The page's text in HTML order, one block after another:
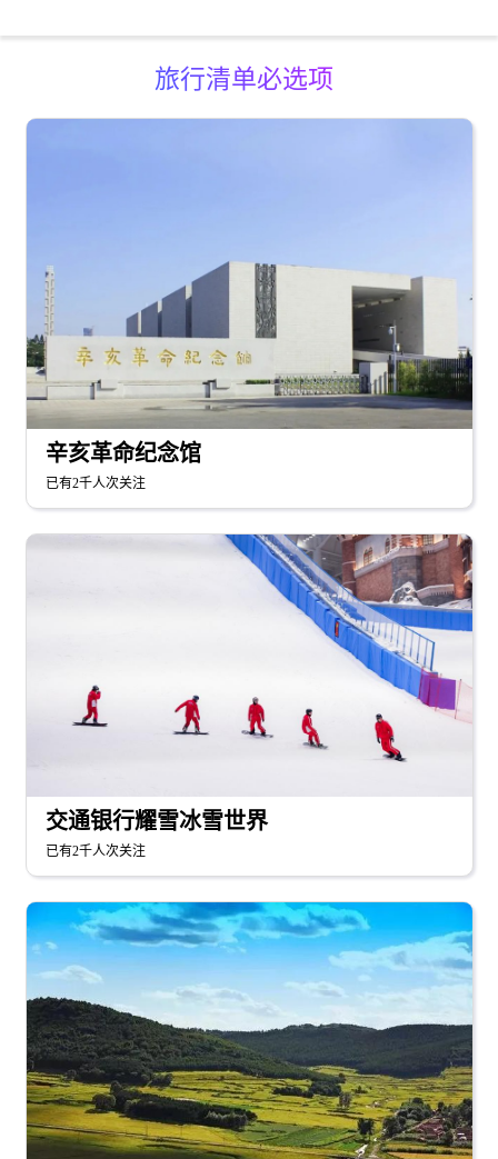
旅行清单必选项
辛亥革命纪念馆
已有2千人次关注
交通银行耀雪冰雪世界
已有2千人次关注